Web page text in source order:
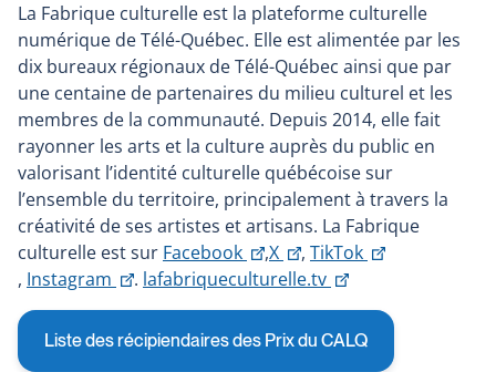
La Fabrique culturelle est la plateforme culturelle
numérique de Télé-Québec. Elle est alimentée par les
dix bureaux régionaux de Télé-Québec ainsi que par
une centaine de partenaires du milieu culturel et les
membres de la communauté. Depuis 2014, elle fait
rayonner les arts et la culture auprès du public en
valorisant l’identité culturelle québécoise sur
l’ensemble du territoire, principalement à travers la
créativité de ses artistes et artisans. La Fabrique
culturelle est sur Facebook
This
link
will
open
,X
This
link
will
open
, TikTok
This
link
will
open
, Instagram
This
link
will
open
. lafabriqueculturelle.tv
This
link
will
open
Liste des récipiendaires des Prix du CALQ